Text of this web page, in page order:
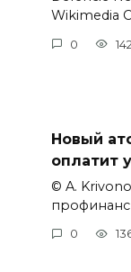
Wikimedia
0 142
Новый
оплатит
© A.
0